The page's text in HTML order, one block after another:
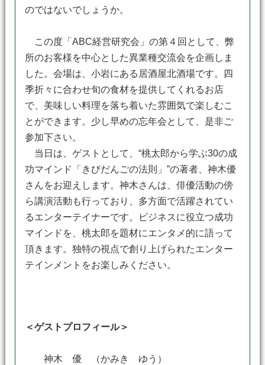
のではないでしょうか。
この度「ABC経営研究会」の第４回として、弊
所のお客様を中心とした異業種交流会を企画しま
した。会場は、小岩にある居酒屋北酒場です。四
季折々に合わせ旬の食材を提供してくれるお店
で、美味しい料理を落ち着いた雰囲気で楽しむこ
とができます。少し早めの忘年会として、是非ご
参加下さい。
当日は、ゲストとして、“桃太郎から学ぶ30の成
功マインド「きびだんごの法則」”の著者、神木優
さんをお迎えします。神木さんは、俳優活動の傍
ら講演活動も行っており、多方面で活躍されてい
るエンターテイナーです。ビジネスに役立つ成功
マインドを、桃太郎を題材にエンタメ的に語って
頂きます。独特の視点で創り上げられたエンター
テインメントをお楽しみください。
＜ゲストプロフィール＞
神木 優 （かみき ゆう）